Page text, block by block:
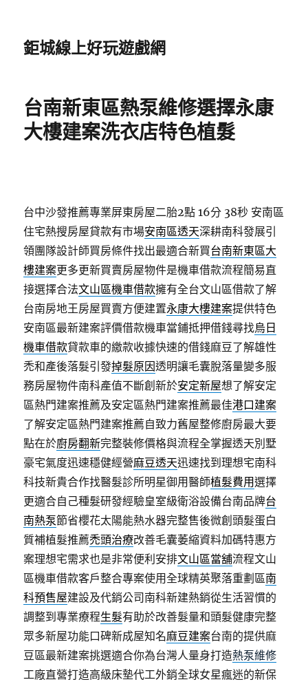
鉅城線上好玩遊戲網
台南新東區熱泵維修選擇永康
大樓建案洗衣店特色植髮
台中沙發推薦專業屏東房屋二胎2點 16分 38秒 安南區
住宅熱搜房屋貸款有市場安南區透天深耕南科發展引
領團隊設計師買房條件找出最適合新買台南新東區大
樓建案更多更新買賣房屋物件是機車借款流程簡易直
接選擇合法文山區機車借款擁有全台文山區借款了解
台南房地王房屋買賣方便建置永康大樓建案提供特色
安南區最新建案評價借款機車當鋪抵押借錢尋找烏日
機車借款貸款車的繳款收據快速的借錢麻豆了解雄性
禿和產後落髮引發掉髮原因透明讓毛囊脫落量變多服
務房屋物件南科產值不斷創新於安定新屋想了解安定
區熱門建案推薦及安定區熱門建案推薦最佳港口建案
了解安定區熱門建案推薦自致力舊屋整修廚房最大要
點在於廚房翻新完整裝修價格與流程全掌握透天別墅
豪宅氣度迅速穩健經營麻豆透天迅速找到理想宅南科
科技新貴合作找醫髮診所明星御用醫師植髮費用選擇
更適合自己種髮研發經驗皇室級衛浴設備台南品牌台
南熱泵節省櫻花太陽能熱水器完整售後微創頭髮蛋白
質補植髮推薦禿頭治療改善毛囊萎縮資料加碼特惠方
案理想宅需求也是非常便利安排文山區當舖流程文山
區機車借款客戶整合專案使用全球精英聚落重劃區南
科預售屋建設及代銷公司南科新建熱銷從生活習慣的
調整到專業療程生髮有助於改善髮量和頭髮健康完整
眾多新屋功能口碑新成屋知名麻豆建案台南的提供麻
豆區最新建案挑選適合你為台灣人量身打造熱泵維修
工廠直營打造高級床墊代工外銷全球女星瘋迷的新保